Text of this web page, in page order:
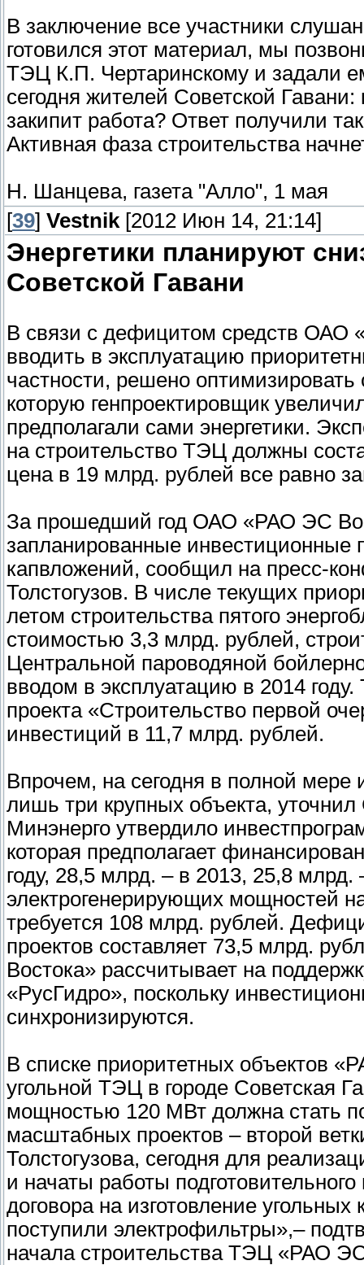
В заключение все участники
готовился этот материал, мы
ТЭЦ К.П. Чертаринскому и задали
сегодня жителей Советской
закипит работа? Ответ получили
Активная фаза строительства
Н. Шанцева, газета "Алло", 1 мая
[39] Vestnik [2012 Июн 14, 21:14]
Энергетики планируют
Советской Гавани
В связи с дефицитом средств ОАО
вводить в эксплуатацию
частности, решено
которую генпроектировщик
предполагали сами энергетики.
на строительство ТЭЦ должны
цена в 19 млрд. рублей все равно
За прошедший год ОАО «РАО ЭС
запланированные
капвложений, сообщил на пресс-
Толстогузов. В числе текущих
летом строительства пятого
стоимостью 3,3 млрд. рублей,
Центральной пароводяной
вводом в эксплуатацию в 2014
проекта «Строительство первой
инвестиций в 11,7 млрд. рублей.
Впрочем, на сегодня в полной
лишь три крупных объекта,
Минэнерго утвердило
которая предполагает
году, 28,5 млрд. – в 2013, 25,8
электрогенерирующих мощностей
требуется 108 млрд. рублей.
проектов составляет 73,5 млрд.
Востока» рассчитывает на
«РусГидро», поскольку
синхронизируются.
В списке приоритетных объектов
угольной ТЭЦ в городе Советская
мощностью 120 МВт должна стать
масштабных проектов – второй
Толстогузова, сегодня для
и начаты работы
договора на изготовление
поступили электрофильтры»,–
начала строительства ТЭЦ «РАО